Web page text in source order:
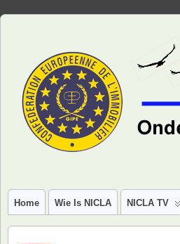
Home Wie Is NICLA NICLA TV